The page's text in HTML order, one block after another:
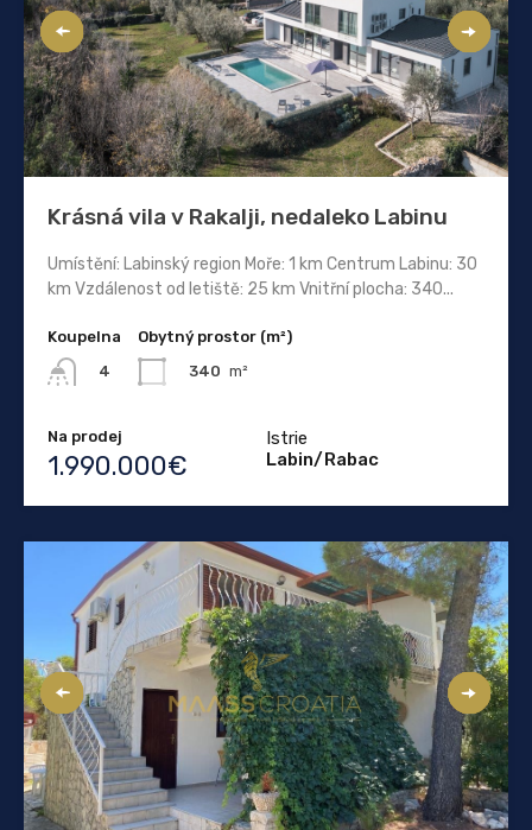
Krásná vila v Rakalji, nedaleko Labinu
Umístění: Labinský region Moře: 1 km Centrum Labinu: 30
km Vzdálenost od letiště: 25 km Vnitřní plocha: 340...
Koupelna
4
Obytný prostor (m²)
340 m²
Na prodej
1.990.000€
Istrie
Labin/Rabac